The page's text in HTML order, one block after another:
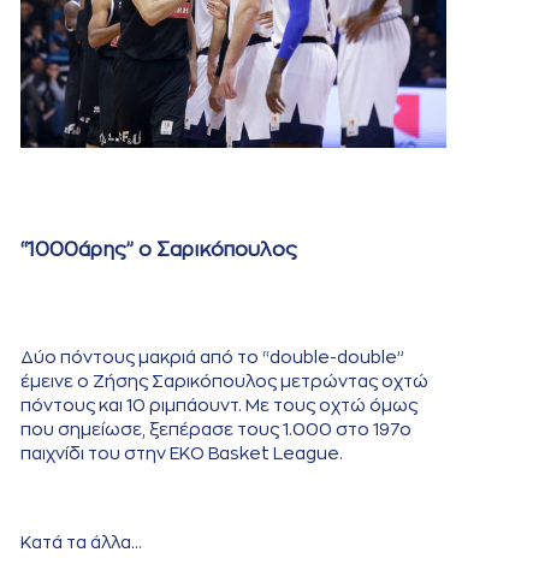
“1000άρης” ο Σαρικόπουλος
Δύο πόντους μακριά από το “double-double”
έμεινε ο Ζήσης Σαρικόπουλος μετρώντας οχτώ
πόντους και 10 ριμπάουντ. Με τους οχτώ όμως
που σημείωσε, ξεπέρασε τους 1.000 στο 197ο
παιχνίδι του στην ΕΚΟ Basket League.
Κατά τα άλλα...